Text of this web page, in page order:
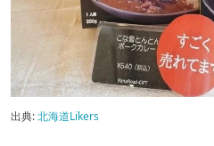
出典:北海道Likers